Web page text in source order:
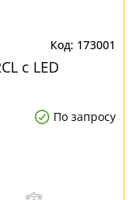
173001
с LED
По запросу